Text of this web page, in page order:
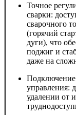
Точное
сварки:
сварочного
(горячий
дуги), что
поджиг и
даже на
Подключение
управления:
удалении от